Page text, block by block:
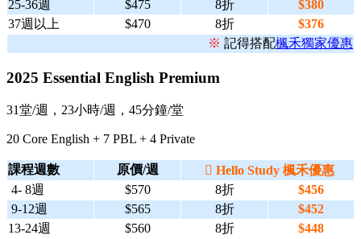
25-36週
$475 8折
$380
37週以上
$470 8折
$376
※ 記得搭配楓禾獨家優惠
2025 Essential English Premium
31堂/週，23小時/週，45分鐘/堂
20 Core English + 7 PBL + 4 Private
課程週數 原價/週  Hello Study 楓禾優惠
4- 8週
$570 8折
$456
9-12週
$565 8折
$452
13-24週
$560 8折
$448